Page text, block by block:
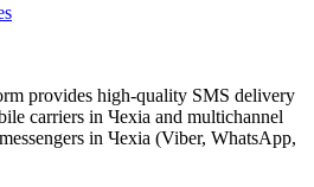
provides high-quality SMS delivery
carriers in Чехіа and multichannel
in Чехіа (Viber, WhatsApp,